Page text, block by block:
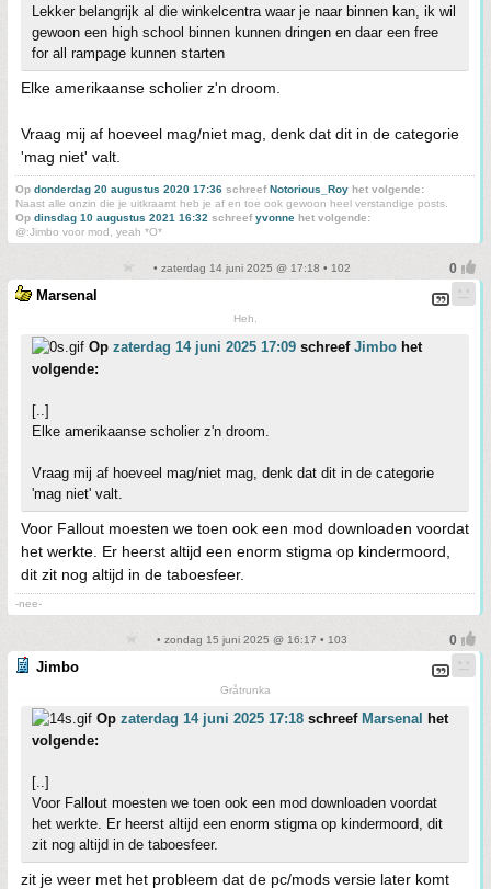
Lekker belangrijk al die winkelcentra waar je naar binnen kan, ik wil
gewoon een high school binnen kunnen dringen en daar een free
for all rampage kunnen starten
Elke amerikaanse scholier z'n droom.
Vraag mij af hoeveel mag/niet mag, denk dat dit in de categorie
'mag niet' valt.
Op donderdag 20 augustus 2020 17:36 schreefNotorious_Roy het volgende:
Naast alle onzin die je uitkraamt heb je af en toe ook gewoon heel verstandige posts.
Op dinsdag 10 augustus 2021 16:32 schreefyvonne het volgende:
@:Jimbo voor mod, yeah *O*
• zaterdag 14 juni 2025 @ 17:18 • 102
Marsenal
Heh.
Op zaterdag 14 juni 2025 17:09 schreef Jimbo het
volgende:
[..]
Elke amerikaanse scholier z'n droom.
Vraag mij af hoeveel mag/niet mag, denk dat dit in de categorie
'mag niet' valt.
Voor Fallout moesten we toen ook een mod downloaden voordat
het werkte. Er heerst altijd een enorm stigma op kindermoord,
dit zit nog altijd in de taboesfeer.
-nee-
• zondag 15 juni 2025 @ 16:17 • 103
Jimbo
Gråtrunka
Op zaterdag 14 juni 2025 17:18 schreef Marsenal het
volgende:
[..]
Voor Fallout moesten we toen ook een mod downloaden voordat
het werkte. Er heerst altijd een enorm stigma op kindermoord, dit
zit nog altijd in de taboesfeer.
zit je weer met het probleem dat de pc/mods versie later komt